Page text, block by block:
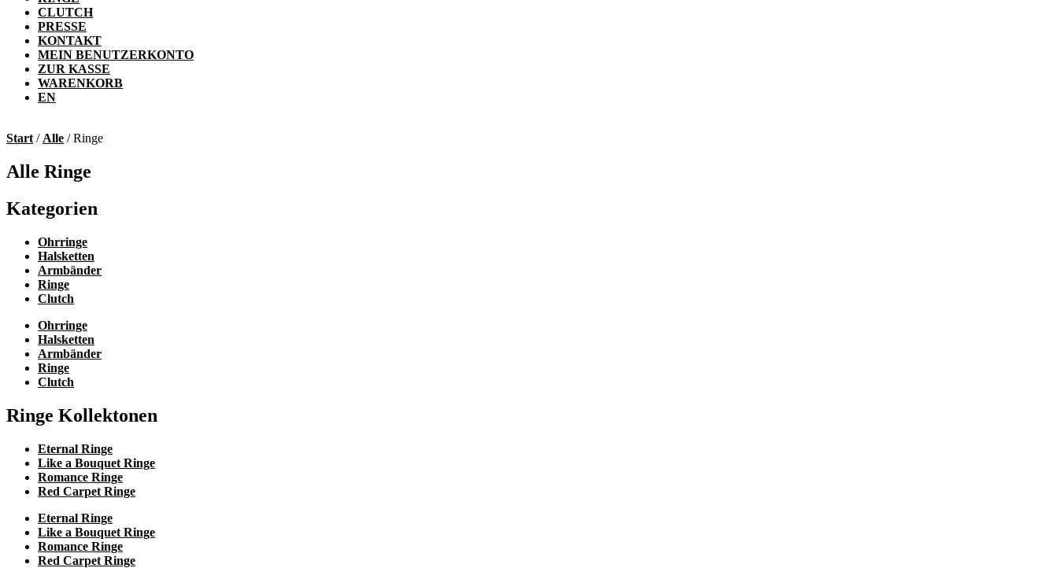
CLUTCH
PRESSE
KONTAKT
MEIN BENUTZERKONTO
ZUR KASSE
WARENKORB
EN
Start / Alle / Ringe
Alle Ringe
Kategorien
Ohrringe
Halsketten
Armbänder
Ringe
Clutch
Ohrringe
Halsketten
Armbänder
Ringe
Clutch
Ringe Kollektonen
Eternal Ringe
Like a Bouquet Ringe
Romance Ringe
Red Carpet Ringe
Eternal Ringe
Like a Bouquet Ringe
Romance Ringe
Red Carpet Ringe